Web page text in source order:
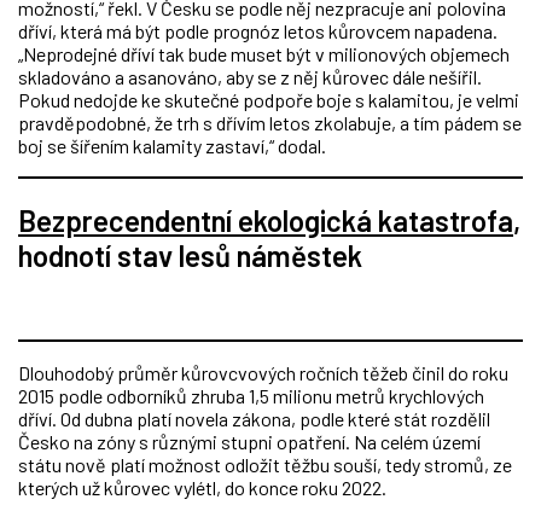
možností,“ řekl. V Česku se podle něj nezpracuje ani polovina
dříví, která má být podle prognóz letos kůrovcem napadena.
„Neprodejné dříví tak bude muset být v milionových objemech
skladováno a asanováno, aby se z něj kůrovec dále nešířil.
Pokud nedojde ke skutečné podpoře boje s kalamitou, je velmi
pravděpodobné, že trh s dřívím letos zkolabuje, a tím pádem se
boj se šířením kalamity zastaví,“ dodal.
Bezprecendentní ekologická katastrofa,
hodnotí stav lesů náměstek
Dlouhodobý průměr kůrovcvových ročních těžeb činil do roku
2015 podle odborníků zhruba 1,5 milionu metrů krychlových
dříví. Od dubna platí novela zákona, podle které stát rozdělil
Česko na zóny s různými stupni opatření. Na celém území
státu nově platí možnost odložit těžbu souší, tedy stromů, ze
kterých už kůrovec vylétl, do konce roku 2022.